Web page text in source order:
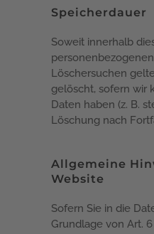
Speicherdauer
Soweit innerhalb
Löschersuchen
gelöscht, sofern wir
Daten haben (z. B.
Löschung nach
Allgemeine
Website
Sofern Sie in die
Grundlage von Art.